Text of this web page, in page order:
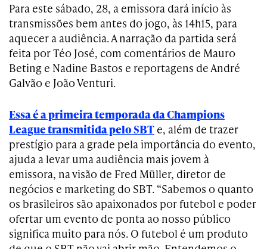
Para este sábado, 28, a emissora dará início às
transmissões bem antes do jogo, às 14h15, para
aquecer a audiência. A narração da partida será
feita por Téo José, com comentários de Mauro
Beting e Nadine Bastos e reportagens de André
Galvão e João Venturi.
Essa é a primeira temporada da Champions
League transmitida pelo SBT e, além de trazer
prestígio para a grade pela importância do evento,
ajuda a levar uma audiência mais jovem à
emissora, na visão de Fred Müller, diretor de
negócios e marketing do SBT. “Sabemos o quanto
os brasileiros são apaixonados por futebol e poder
ofertar um evento de ponta ao nosso público
significa muito para nós. O futebol é um produto